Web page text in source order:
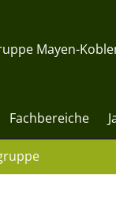
Mayen-
Fachbereiche